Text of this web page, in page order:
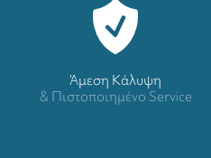
Άμεση Κάλυψη
& Πιστοποιημένο Service